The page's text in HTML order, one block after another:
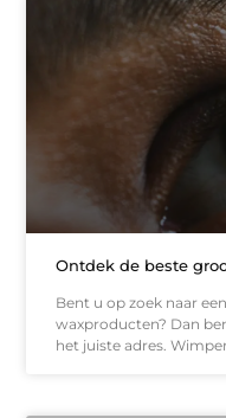
Ontdek de beste
Bent u op zoek naar
waxproducten? Dan
het juiste adres.